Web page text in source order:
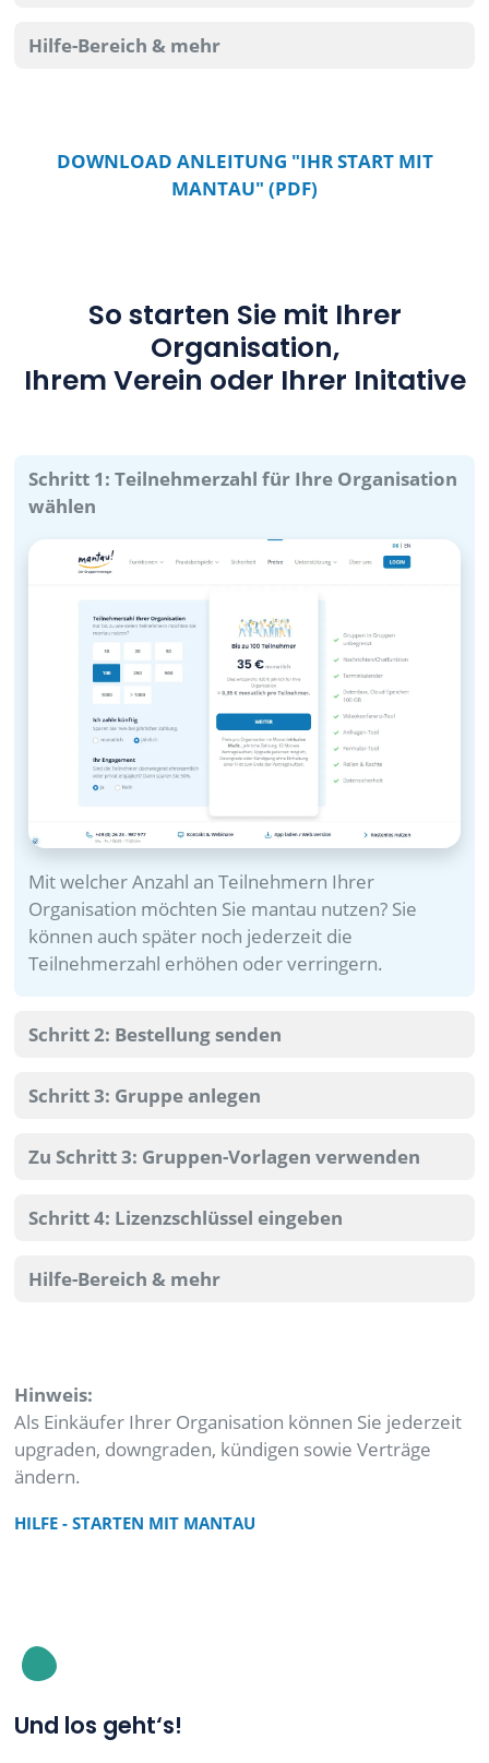
Hilfe-Bereich & mehr
DOWNLOAD ANLEITUNG "IHR START MIT
MANTAU" (PDF)
So starten Sie mit Ihrer
Organisation,
Ihrem Verein oder Ihrer Initative
Schritt 1: Teilnehmerzahl für Ihre Organisation
wählen
Mit welcher Anzahl an Teilnehmern Ihrer
Organisation möchten Sie mantau nutzen? Sie
können auch später noch jederzeit die
Teilnehmerzahl erhöhen oder verringern.
Schritt 2: Bestellung senden
Schritt 3: Gruppe anlegen
Zu Schritt 3: Gruppen-Vorlagen verwenden
Schritt 4: Lizenzschlüssel eingeben
Hilfe-Bereich & mehr
Hinweis:
Als Einkäufer Ihrer Organisation können Sie jederzeit
upgraden, downgraden, kündigen sowie Verträge
ändern.
HILFE - STARTEN MIT MANTAU
Und los geht‘s!